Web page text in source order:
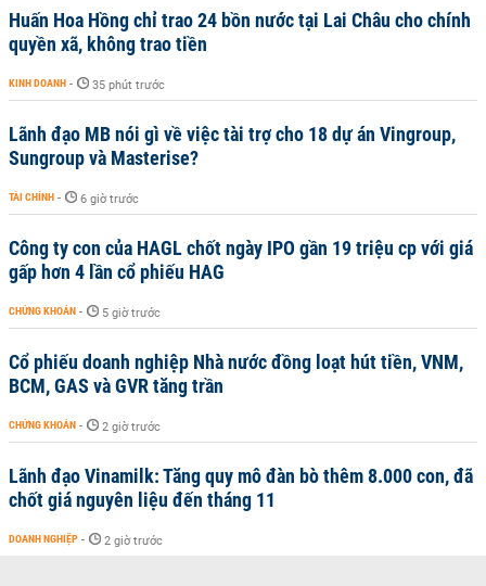
Huấn Hoa Hồng chỉ trao 24 bồn nước tại Lai Châu cho chính
quyền xã, không trao tiền
KINH DOANH - 35 phút trước
Lãnh đạo MB nói gì về việc tài trợ cho 18 dự án Vingroup,
Sungroup và Masterise?
TÀI CHÍNH - 6 giờ trước
Công ty con của HAGL chốt ngày IPO gần 19 triệu cp với giá
gấp hơn 4 lần cổ phiếu HAG
CHỨNG KHOÁN - 5 giờ trước
Cổ phiếu doanh nghiệp Nhà nước đồng loạt hút tiền, VNM,
BCM, GAS và GVR tăng trần
CHỨNG KHOÁN - 2 giờ trước
Lãnh đạo Vinamilk: Tăng quy mô đàn bò thêm 8.000 con, đã
chốt giá nguyên liệu đến tháng 11
DOANH NGHIỆP - 2 giờ trước